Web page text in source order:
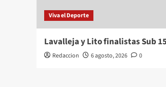
Viva el Deporte
Lavalleja y Lito finalistas Sub
Redaccion 6 agosto, 2026 0